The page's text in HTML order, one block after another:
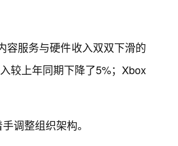
容服务与硬件收入双双下滑的
较上年同期下降了5%；Xbox
调整组织架构。